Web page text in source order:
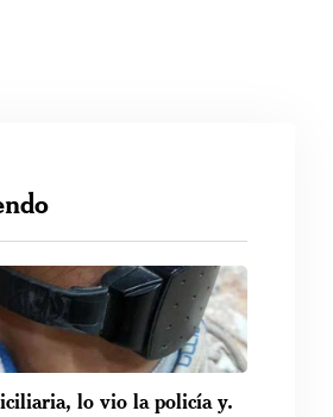
lo vio la policía y.